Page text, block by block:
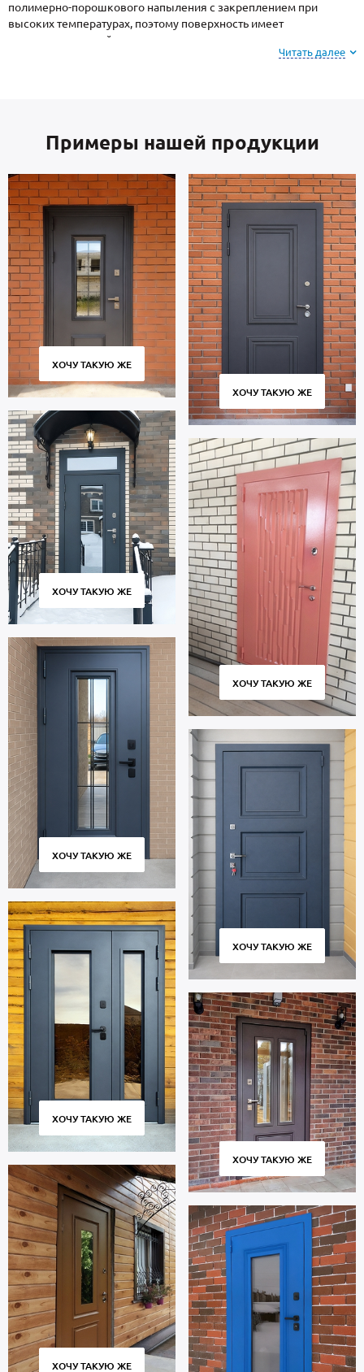
полимерно-порошкового напыления с закреплением при
высоких температурах, поэтому поверхность имеет
повышенную устойчивость к сколам и царапинам, перепадам
вариантов, представленных на сайте или из
образцов у мастера по замерам.
В основе двери — сталь металлопрокат производства Россия,
толщиной 2 мм. Внутренняя сторона: МДФ. Взломостойкие
замки входят в комплект.
В полости створки имеется теплоизоляционный материал
отсутствует. Уплотнение: 2 контура для дополнительной
шумоизоляции.
Полуторная дверь с багетным декором предназначена для
многолетней эксплуатации и сохраняет работоспособность в
течение 10 тысяч циклов открытия и закрытия створки.
Использование качественных комплектующих и контроль за
точным соответствием размеров гарантируют плотное
прилегание створки к коробке без зазоров и сквозняков.
Стоимость указана за базовый размер 2000х800 мм. Гарантия 5
лет.
Позвоните в отдел продаж или оставьте заявку на сайте, чтобы
приобрести дверь под ваш размер. Бесплатный вызов
замерщика. Быстрое изготовление. Аккуратная доставка по
Москве и МО, установка «под ключ».
Читать далее
Примеры нашей продукции
ХОЧУ ТАКУЮ ЖЕ
ХОЧУ ТАКУЮ ЖЕ
ХОЧУ ТАКУЮ ЖЕ
ХОЧУ ТАКУЮ ЖЕ
ХОЧУ ТАКУЮ ЖЕ
ХОЧУ ТАКУЮ ЖЕ
ХОЧУ ТАКУЮ ЖЕ
ХОЧУ ТАКУЮ ЖЕ
ХОЧУ ТАКУЮ ЖЕ